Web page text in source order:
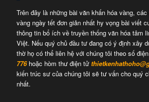
Trên đây là những bài văn khấn hóa vàng,
vàng ngày tết đơn giản nhất hy vọng bài viết
thông tin bổ ích về truyền thống văn hóa tâm
Việt. Nếu quý chủ đầu tư đang có ý định xây
thờ họ có thể liên hệ với chúng tôi theo số
776hoặc hòm thư điện tử
kiến trúc sư của chúng tôi sẽ tư vấn cho quý
nhất.